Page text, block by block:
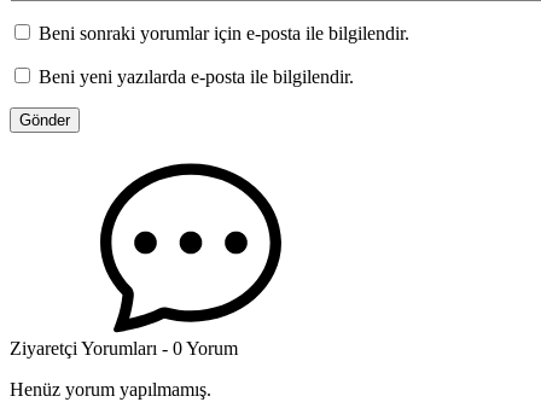
Beni sonraki yorumlar için e-posta ile bilgilendir.
Beni yeni yazılarda e-posta ile bilgilendir.
Ziyaretçi Yorumları - 0 Yorum
Henüz yorum yapılmamış.